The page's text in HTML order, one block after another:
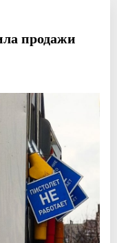
продажи